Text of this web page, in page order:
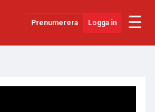
Prenumerera Logga in ☰